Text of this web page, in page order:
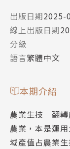
出版日期2025-
線上出版日期
分級
語言繁體中文
本期介紹
農業生技 翻
農業，本是運
域產值占農業